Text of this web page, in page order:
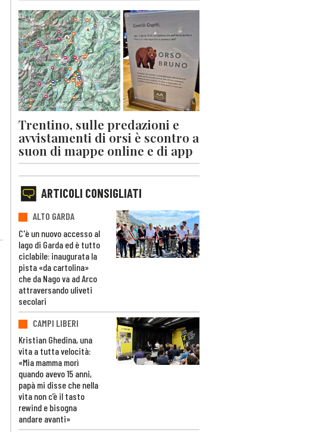
Trentino, sulle predazioni e
avvistamenti di orsi è scontro a
suon di mappe online e di app
ARTICOLI CONSIGLIATI
ALTO GARDA
C'è un nuovo accesso al
lago di Garda ed è tutto
ciclabile: inaugurata la
pista «da cartolina»
che da Nago va ad Arco
attraversando uliveti
secolari
CAMPI LIBERI
Kristian Ghedina, una
vita a tutta velocità:
«Mia mamma morì
quando avevo 15 anni,
papà mi disse che nella
vita non c’è il tasto
rewind e bisogna
andare avanti»